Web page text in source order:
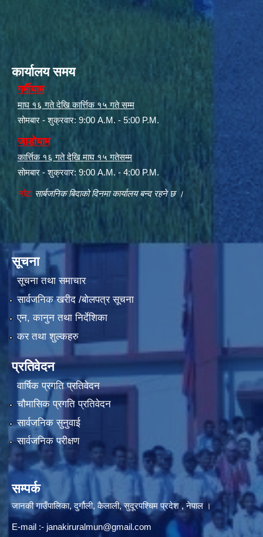
कार्यालय समय
गर्मीयाम
माघ १६ गते देखि कार्त्तिक १५ गते सम्म
सोमबार - शुक्रवार: 9:00 A.M. - 5:00 P.M.
जाडोयाम
कार्त्तिक १६ गते देखि माघ १५ गतेसम्म
सोमबार - शुक्रवार: 9:00 A.M. - 4:00 P.M.
नोट: सार्बजनिक बिदाको दिनमा कार्यालय बन्द रहने छ ।
सूचना
सूचना तथा समाचार
सार्वजनिक खरीद /बोलपत्र सूचना
एन, कानुन तथा निर्देशिका
कर तथा शुल्कहरु
प्रतिवेदन
वार्षिक प्रगति प्रतिवेदन
चौमासिक प्रगति प्रतिवेदन
सार्वजनिक सुनुवाई
सार्वजनिक परीक्षण
सम्पर्क
जानकी गाउँपालिका, दुर्गौली, कैलाली, सुदूरपश्चिम प्रदेश , नेपाल ।
E-mail :- janakiruralmun@gmail.com